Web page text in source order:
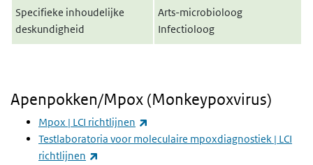
Specifieke inhoudelijke
deskundigheid
Arts-microbioloog
Infectioloog
Apenpokken/Mpox (Monkeypoxvirus)
Mpox | LCI richtlijnen
Testlaboratoria voor moleculaire mpoxdiagnostiek | LCI
richtlijnen